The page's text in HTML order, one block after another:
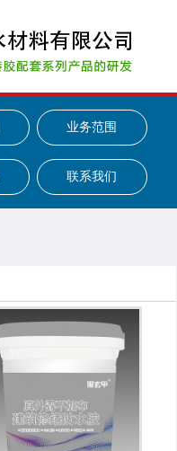
业务范围
联系我们